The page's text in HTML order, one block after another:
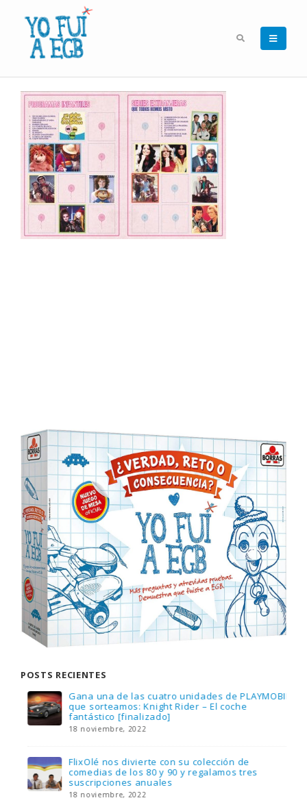
POSTS RECIENTES
Gana una de las cuatro unidades de PLAYMOBIL
que sorteamos: Knight Rider – El coche
fantástico [finalizado]
18 noviembre, 2022
FlixOlé nos divierte con su colección de
comedias de los 80 y 90 y regalamos tres
suscripciones anuales
18 noviembre, 2022